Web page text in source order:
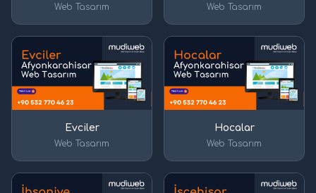
Web Tasarım Web Tasarım
Evciler
Web Tasarım
Hocalar
Web Tasarım